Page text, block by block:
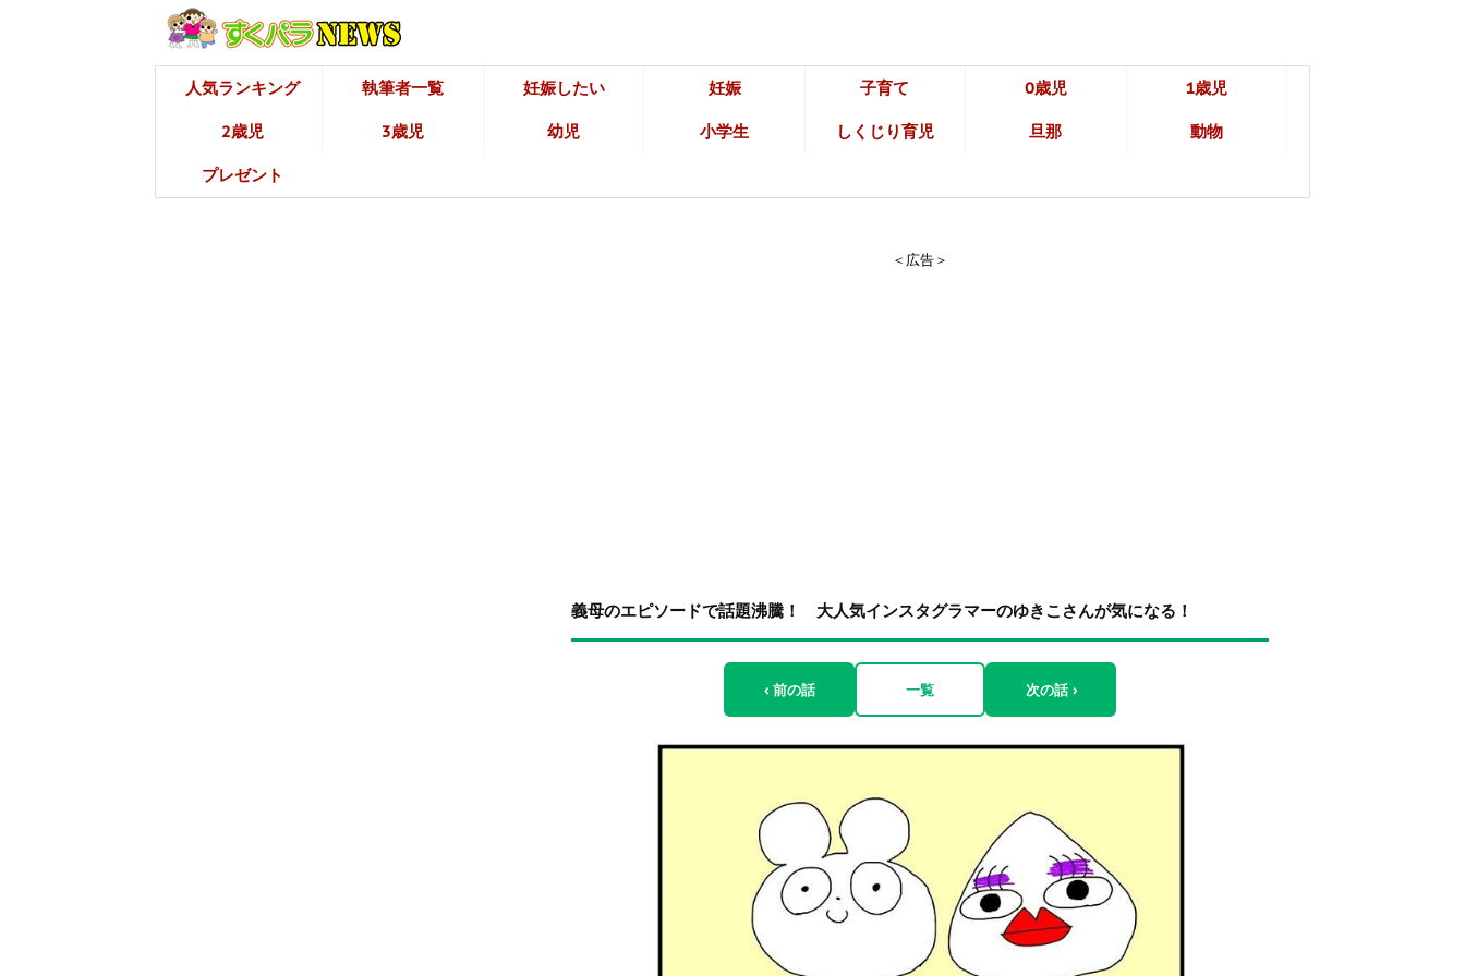
人気ランキング 執筆者一覧 妊娠したい 妊娠 子育て 0歳児 1歳児
2歳児 3歳児 幼児 小学生 しくじり育児 旦那 動物
プレゼント
＜広告＞
義母のエピソードで話題沸騰！ 大人気インスタグラマーのゆきこさんが気になる！
‹ 前の話 一覧 次の話 ›